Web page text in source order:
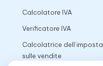
Calcolatore IVA
Verificatore IVA
Calcolatrice dell’imposta
sulle vendite